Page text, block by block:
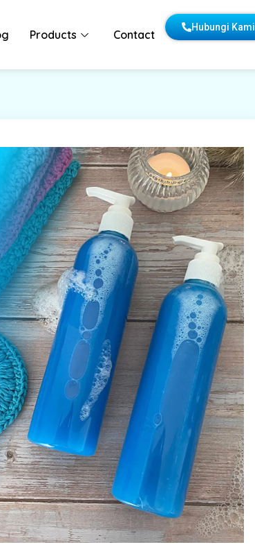
Products Contact
Hubungi Kami